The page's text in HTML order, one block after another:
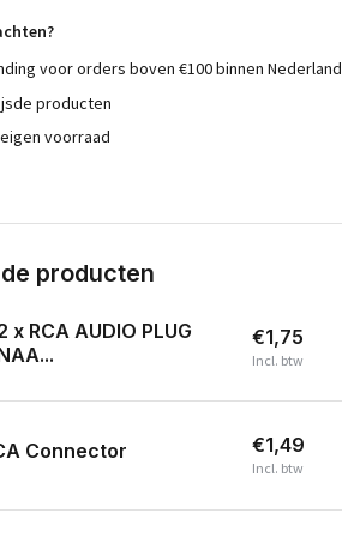
voor orders boven €100 binnen Nederland
producten
voorraad
producten
x RCA AUDIO PLUG
€1,75
Incl. btw
Connector €1,49
Incl. btw